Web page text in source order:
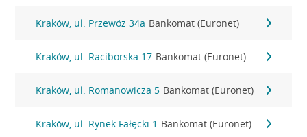
Kraków, ul. Przewóz 34a Bankomat (Euronet)
Kraków, ul. Raciborska 17 Bankomat (Euronet)
Kraków, ul. Romanowicza 5 Bankomat (Euronet)
Kraków, ul. Rynek Fałęcki 1 Bankomat (Euronet)